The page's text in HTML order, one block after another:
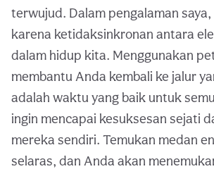
terwujud. Dalam pengalaman
karena ketidaksinkronan antara
dalam hidup kita. Menggunakan
membantu Anda kembali ke jalur
adalah waktu yang baik untuk
ingin mencapai kesuksesan sejati
mereka sendiri. Temukan medan
selaras, dan Anda akan